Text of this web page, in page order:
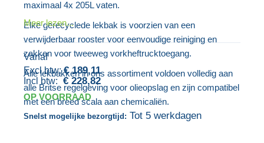
gallerij
afbeeldingen-
gallerij
maximaal 4x 205L vaten.
Elke gerecyclede lekbak is voorzien van een
verwijderbaar rooster voor eenvoudige reiniging en
zakken voor tweeweg vorkheftrucktoegang.
Alle lekbakken in ons assortiment voldoen volledig aan
alle Britse regelgeving voor olieopslag en zijn compatibel
met een breed scala aan chemicaliën.
Meer lezen...
Vanaf
€ 189,11
€ 228,82
OP VOORRAAD
Snelst mogelijke bezorgtijd: Tot 5 werkdagen